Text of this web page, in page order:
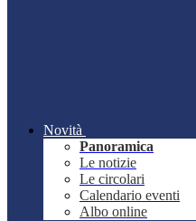
Novità
Panoramica
Le notizie
Le circolari
Calendario eventi
Albo online